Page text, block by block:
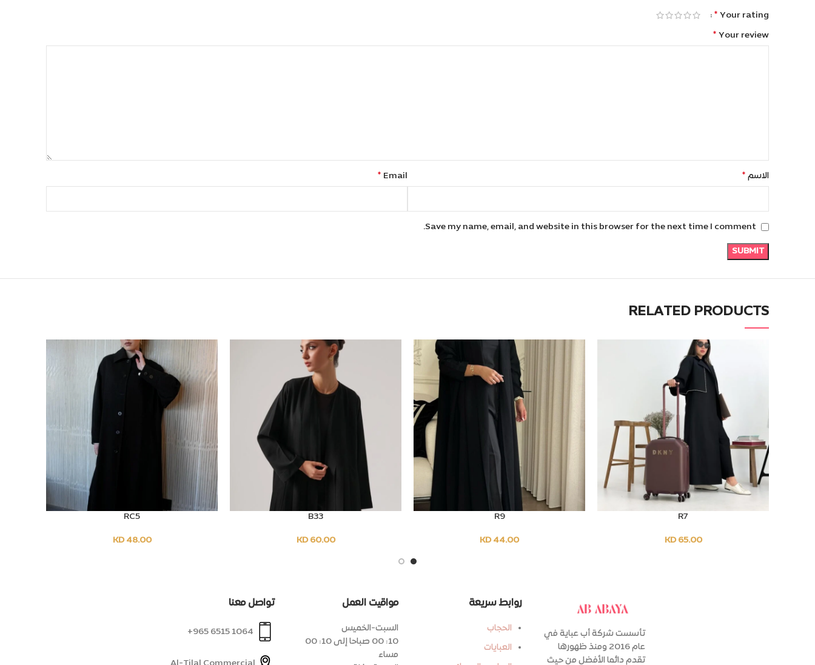
Your rating
*
Your review
*
الاسم *
Email
*
Save my name, email, and website in this browser for the next time I comment.
RELATED PRODUCTS
R7
KD65.00
R9
KD44.00
B33
KD60.00
RC5
KD48.00
تأسست شركة أب عباية في
عام 2016 ومنذ ظهورها
تقدم دائما الأفضل من حيث
روابط سريعة
الحجاب
العبايات
مواقيت العمل
السبت-الخميس
10: 00 صباحا إلى 10: 00
مساء
تواصل معنا